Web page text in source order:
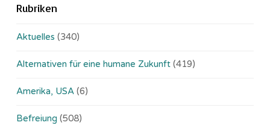
Rubriken
Aktuelles (340)
Alternativen für eine humane Zukunft (419)
Amerika, USA (6)
Befreiung (508)